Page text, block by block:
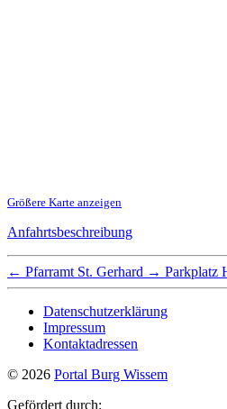
Größere Karte anzeigen
Anfahrtsbeschreibung
← Pfarramt St. Gerhard → Parkplatz
Datenschutzerklärung
Impressum
Kontaktadressen
© 2026 Portal Burg Wissem
Gefördert durch: